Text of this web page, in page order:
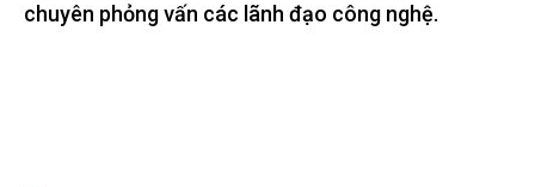
chuyên phỏng vấn các lãnh đạo công nghệ.